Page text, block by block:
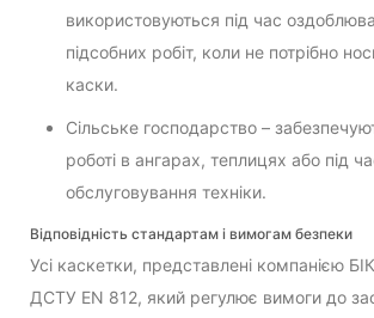
використовуються під час
підсобних робіт, коли не потрібно
каски.
Сільське господарство –
роботі в ангарах, теплицях або під
обслуговування техніки.
Відповідність стандартам і вимогам безпеки
Усі каскетки, представлені компанією
ДСТУ EN 812, який регулює вимоги до